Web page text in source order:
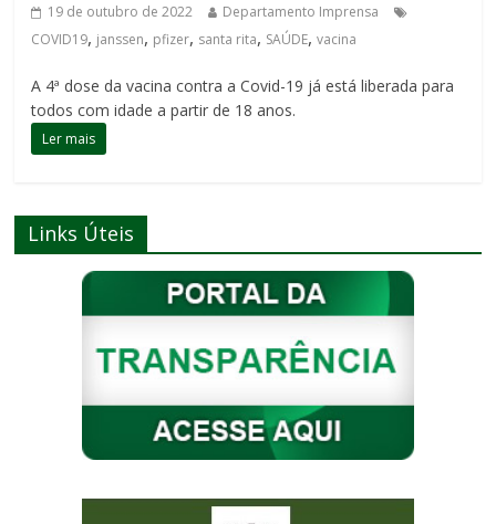
19 de outubro de 2022
Departamento Imprensa
COVID19, janssen, pfizer, santa rita, SAÚDE,vacina
A 4ª dose da vacina contra a Covid-19 já está liberada para
todos com idade a partir de 18 anos.
Ler mais
Links Úteis